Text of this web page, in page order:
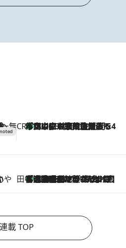
へ
験 CREA'S CHOICE
2026.8.7
「立川にも歌舞伎があるんだよ」 片岡仁左衛門・市川中車ら豪華座組みで4年目の立川立飛歌舞伎へ
田中稲の勝手に再ブーム
2026.8.7
「湘南乃風に憧れて」観客大盛上がりの“タオル回し”に、ラッパー顔負けの高速歌唱まで…さだまさし（74）のアグレッシブすぎる現在地
連載 TOP